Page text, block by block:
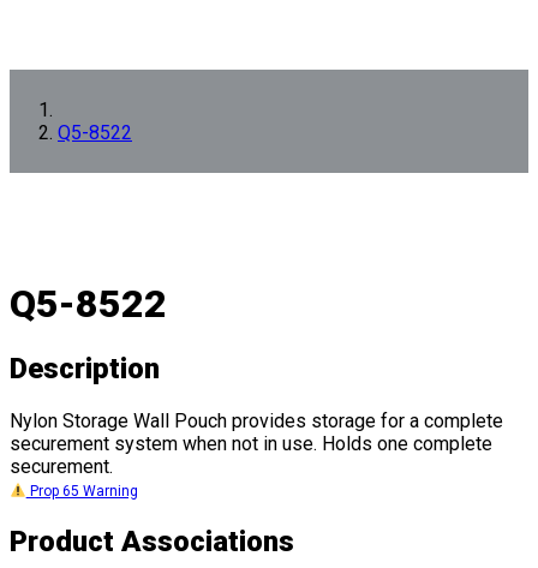
Q5-8522
Q5-8522
Description
Nylon Storage Wall Pouch provides storage for a complete
securement system when not in use. Holds one complete
securement.
Prop 65 Warning
Product Associations